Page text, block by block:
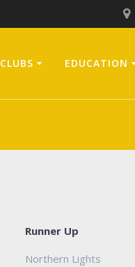
CLUBS EDUCATION
Runner Up
Northern Lights